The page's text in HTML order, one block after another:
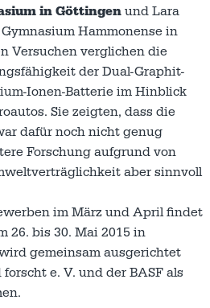
in Göttingen und Lara
Hammonense in
Versuchen verglichen die
der Dual-Graphit-
Ionen-Batterie im Hinblick
Sie zeigten, dass die
dafür noch nicht genug
Forschung aufgrund von
aber sinnvoll
im März und April findet
26. bis 30. Mai 2015 in
gemeinsam ausgerichtet
e. V. und der BASF als